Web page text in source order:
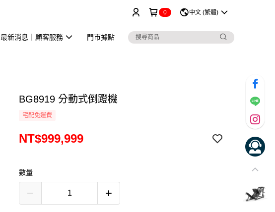
0 中文 (繁體)
最新消息｜顧客服務 門市據點
BG8919 分動式倒蹬機
宅配免運費
NT$999,999
數量